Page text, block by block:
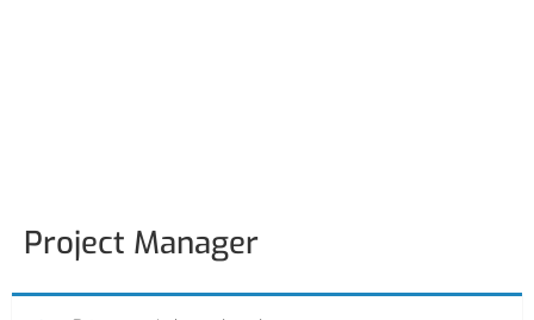
Project Manager